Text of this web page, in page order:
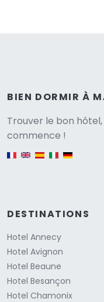
BIEN DORMIR À
Trouver le bon
commence !
DESTINATIONS
Hotel Annecy
Hotel Avignon
Hotel Beaune
Hotel Besançon
Hotel Chamonix